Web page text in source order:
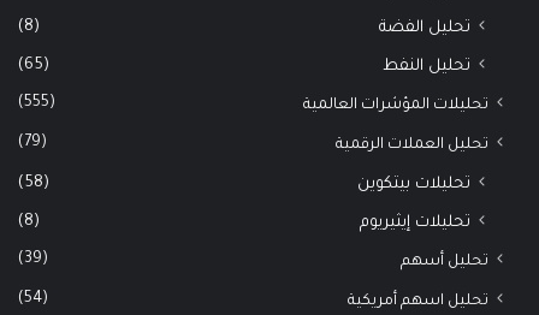
تحليل الفضة (8)
تحليل النفط (65)
تحليلات المؤشرات العالمية (555)
تحليل العملات الرقمية (79)
تحليلات بيتكوين (58)
تحليلات إيثيريوم (8)
تحليل أسهم (39)
تحليل اسهم أمريكية (54)